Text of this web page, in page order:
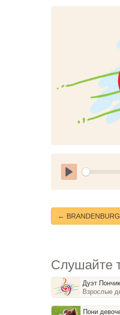
Play
←
Слушайте
Дуэт
Взрослые
Пони